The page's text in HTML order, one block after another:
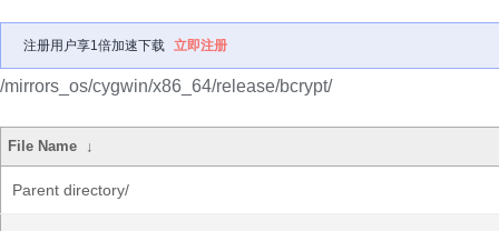
注册用户享1倍加速下载 立即注册
/mirrors_os/cygwin/x86_64/release/bcrypt/
File Name ↓
Parent directory/